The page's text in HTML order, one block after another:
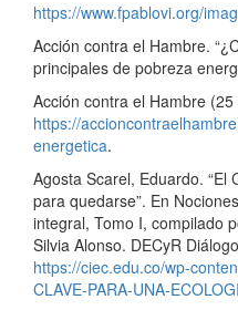
https://www.fpablovi.org/
Acción contra el Hambre.
principales de pobreza
Acción contra el Hambre
https://
energetica.
Agosta Scarel, Eduardo. “El
para quedarse”. En
integral, Tomo I, compilado
Silvia Alonso. DECyR
https://ciec.edu.co/wp-
CLAVE-PARA-UNA-